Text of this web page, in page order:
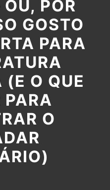
POR
GOSTO
PARA
O QUE
PARA
O